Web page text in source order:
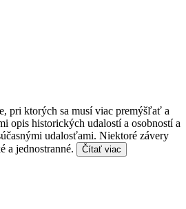
pri ktorých sa musí viac premýšľať a
opis historických udalostí a osobností a
udalosťami. Niektoré závery
a jednostranné.
Čítať viac